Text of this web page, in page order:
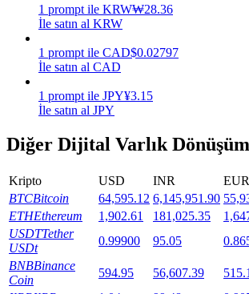
Launchpool
Popüler token'lar kazanmak için esnek
1 prompt ile KRW₩28.36
İle satın al KRW
1 prompt ile CAD$0.02797
İle satın al CAD
1 prompt ile JPY¥3.15
İle satın al JPY
Diğer Dijital Varlık
Kripto USD INR EUR
BTCBitcoin 64,595.12 6,145,951.90
ETHEthereum 1,902.61 181,025.35
USDTTether
USDt
0.99900 95.05
BNBBinance
Coin
594.95 56,607.39